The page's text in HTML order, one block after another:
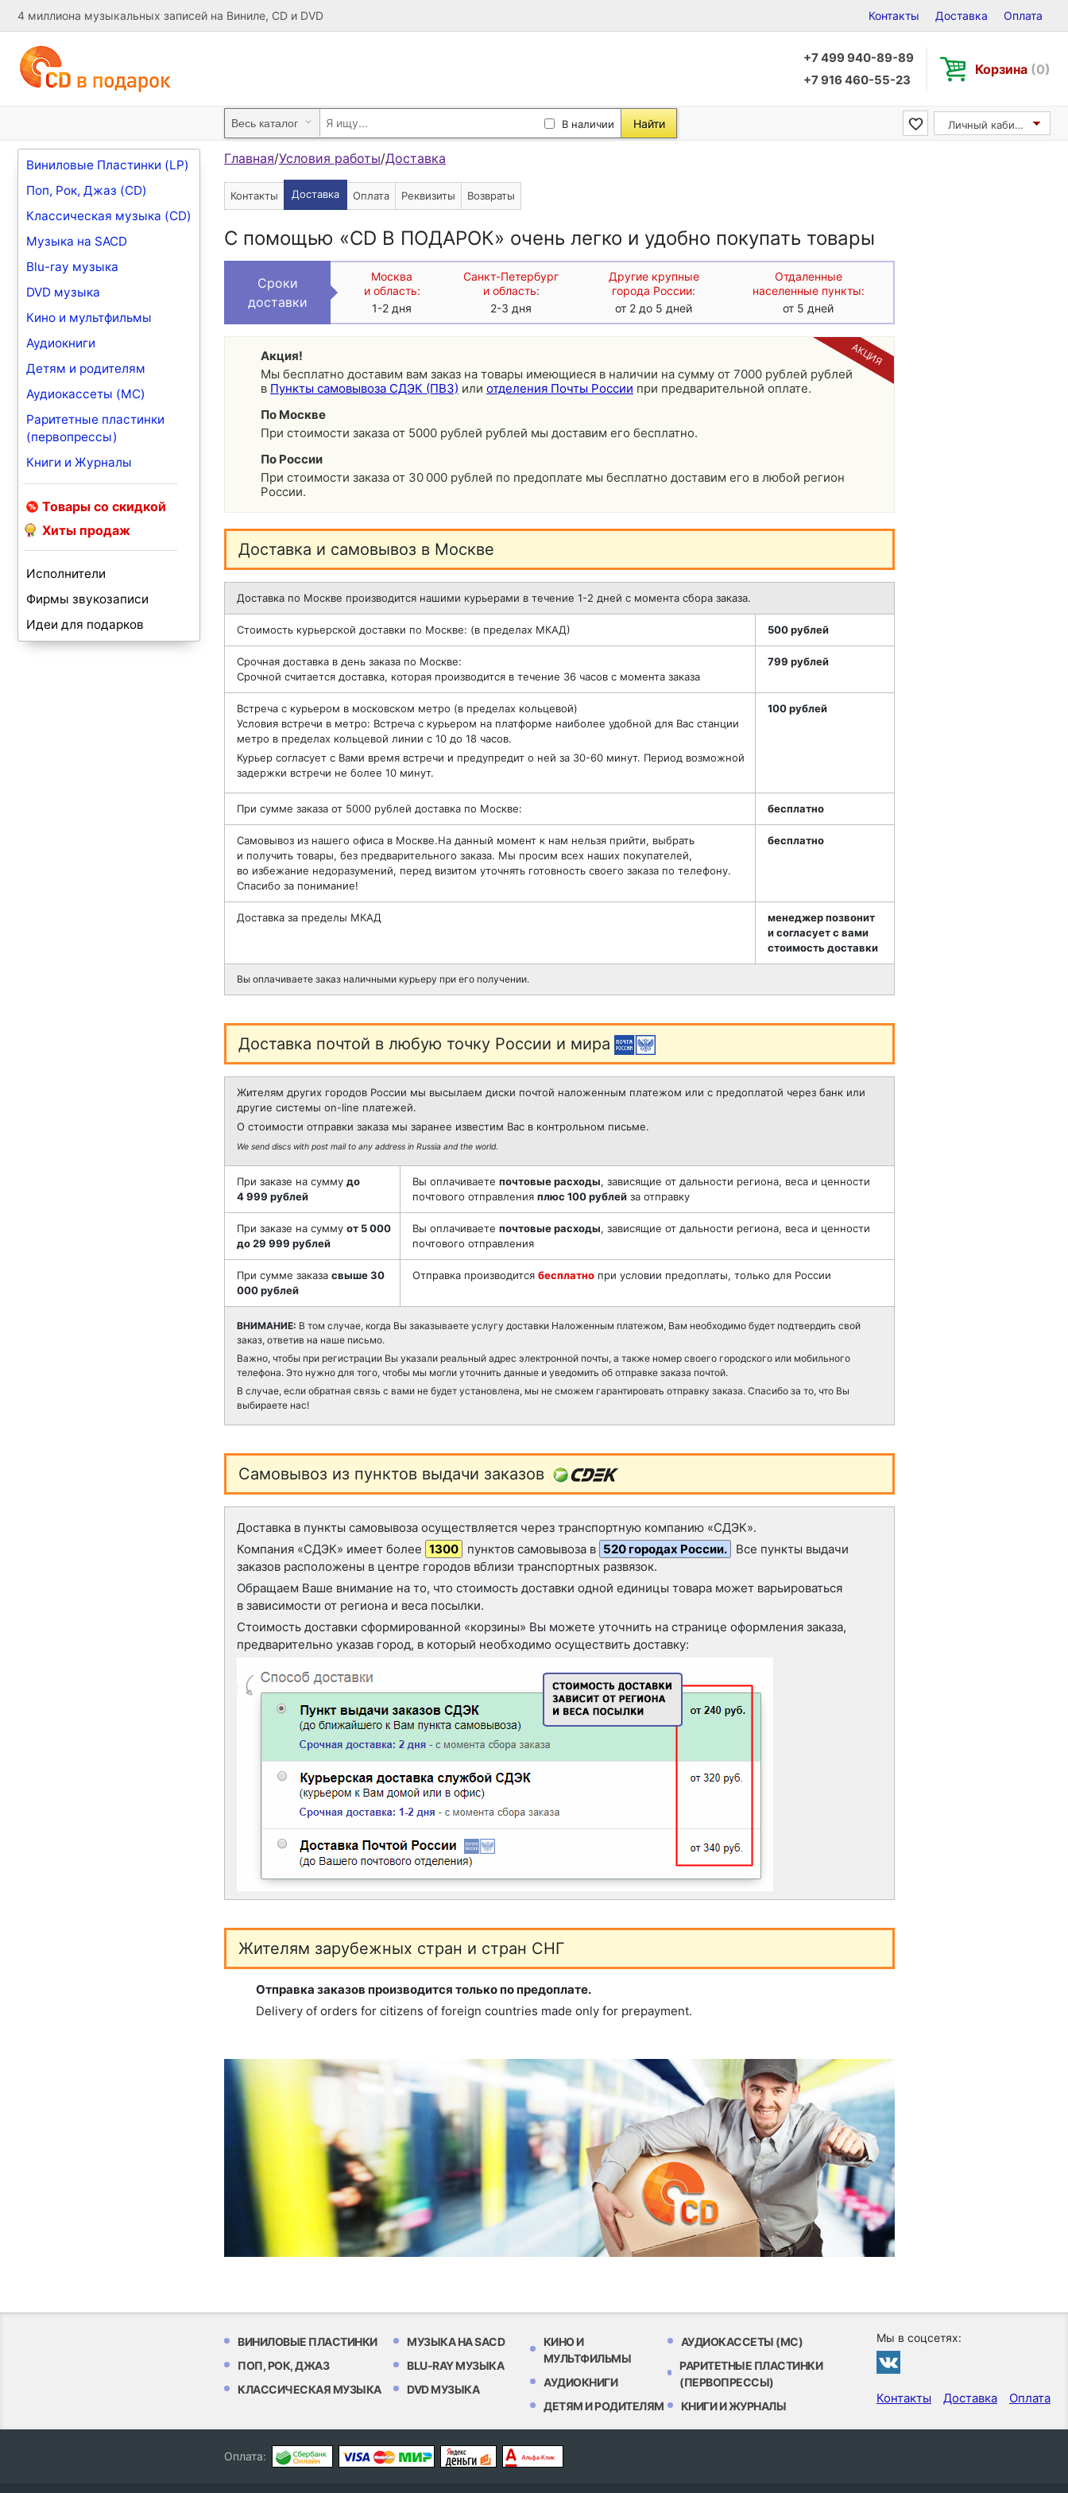
4 миллиона музыкальных записей на Виниле, CD и DVD Контакты Доставка Оплата
+7 499 940-89-89
+7 916 460-55-23
Корзина (0)
В наличии Найти Личный кабинет
Виниловые Пластинки (LP)
Поп, Рок, Джаз (CD)
Классическая музыка (CD)
Музыка на SACD
Blu-ray музыка
DVD музыка
Кино и мультфильмы
Аудиокниги
Детям и родителям
Аудиокассеты (MC)
Раритетные пластинки
(первопрессы)
Книги и Журналы
Товары со скидкой
Хиты продаж
Исполнители
Фирмы звукозаписи
Идеи для подарков
Главная/Условия работы/Доставка
Контакты Доставка Оплата Реквизиты Возвраты
С помощью «CD В ПОДАРОК» очень легко и удобно покупать товары
Сроки
доставки
Москва
и область:
1-2 дня
Санкт-Петербург
и область:
2-3 дня
Другие крупные
города России:
от 2 до 5 дней
Отдаленные
населенные пункты:
от 5 дней
АКЦИЯ
Акция!
Мы бесплатно доставим вам заказ на товары имеющиеся в наличии на сумму от 7000 рублей рублей
в Пункты самовывоза СДЭК (ПВЗ) или отделения Почты России при предварительной оплате.
По Москве
При стоимости заказа от 5000 рублей рублей мы доставим его бесплатно.
По России
При стоимости заказа от 30 000 рублей по предоплате мы бесплатно доставим его в любой регион
России.
Доставка и самовывоз в Москве
Доставка по Москве производится нашими курьерами в течение 1-2 дней с момента сбора заказа.
Стоимость курьерской доставки по Москве: (в пределах МКАД) 500 рублей
Срочная доставка в день заказа по Москве:
Срочной считается доставка, которая производится в течение 36 часов с момента заказа
799 рублей
Встреча с курьером в московском метро (в пределах кольцевой)
Условия встречи в метро: Встреча с курьером на платформе наиболее удобной для Вас станции
метро в пределах кольцевой линии с 10 до 18 часов.
Курьер согласует с Вами время встречи и предупредит о ней за 30-60 минут. Период возможной
задержки встречи не более 10 минут.
100 рублей
При сумме заказа от 5000 рублей доставка по Москве: бесплатно
Самовывоз из нашего офиса в Москве.На данный момент к нам нельзя прийти, выбрать
и получить товары, без предварительного заказа. Мы просим всех наших покупателей,
во избежание недоразумений, перед визитом уточнять готовность своего заказа по телефону.
Спасибо за понимание!
бесплатно
Доставка за пределы МКАД
менеджер позвонит
и согласует с вами
стоимость доставки
Вы оплачиваете заказ наличными курьеру при его получении.
Доставка почтой в любую точку России и мира
Жителям других городов России мы высылаем диски почтой наложенным платежом или с предоплатой через банк или
другие системы on-line платежей.
О стоимости отправки заказа мы заранее известим Вас в контрольном письме.
We send discs with post mail to any address in Russia and the world.
При заказе на сумму до
4 999 рублей
Вы оплачиваете почтовые расходы, зависящие от дальности региона, веса и ценности
почтового отправления плюс 100 рублей за отправку
При заказе на сумму от 5 000
до 29 999 рублей
Вы оплачиваете почтовые расходы, зависящие от дальности региона, веса и ценности
почтового отправления
При сумме заказа свыше 30
000 рублей
Отправка производится бесплатно при условии предоплаты, только для России
ВНИМАНИЕ: В том случае, когда Вы заказываете услугу доставки Наложенным платежом, Вам необходимо будет подтвердить свой
заказ, ответив на наше письмо.
Важно, чтобы при регистрации Вы указали реальный адрес электронной почты, а также номер своего городского или мобильного
телефона. Это нужно для того, чтобы мы могли уточнить данные и уведомить об отправке заказа почтой.
В случае, если обратная связь с вами не будет установлена, мы не сможем гарантировать отправку заказа. Спасибо за то, что Вы
выбираете нас!
Cамовывоз из пунктов выдачи заказов
Доставка в пункты самовывоза осуществляется через транспортную компанию «СДЭК».
Компания «СДЭК» имеет более 1300 пунктов самовывоза в 520 городах России.
Все пункты выдачи
заказов расположены в центре городов вблизи транспортных развязок.
Обращаем Ваше внимание на то, что стоимость доставки одной единицы товара может варьироваться
в зависимости от региона и веса посылки.
Стоимость доставки сформированной «корзины» Вы можете уточнить на странице оформления заказа,
предварительно указав город, в который необходимо осуществить доставку:
Жителям зарубежных стран и стран СНГ
Отправка заказов производится только по предоплате.
Delivery of orders for citizens of foreign countries made only for prepayment.
ВИНИЛОВЫЕ ПЛАСТИНКИ
ПОП, РОК, ДЖАЗ
КЛАССИЧЕСКАЯ МУЗЫКА
МУЗЫКА НА SACD
BLU-RAY МУЗЫКА
DVD МУЗЫКА
КИНО И
МУЛЬТФИЛЬМЫ
АУДИОКНИГИ
ДЕТЯМ И РОДИТЕЛЯМ
АУДИОКАССЕТЫ (MC)
РАРИТЕТНЫЕ ПЛАСТИНКИ
(ПЕРВОПРЕССЫ)
КНИГИ И ЖУРНАЛЫ
Мы в соцсетях:
Контакты Доставка Оплата
Оплата: